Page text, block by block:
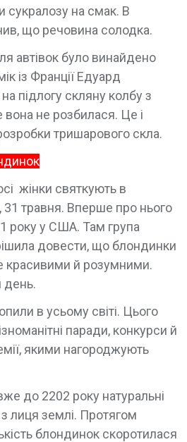
сукралозу на смак. В
що речовина солодка.
автівок було винайдено
із Франції Едуард
підлогу скляну колбу з
не розбилася. Це і
тришарового скла.
жінки святкують в
31 травня. Вперше про нього
року у США. Там група
довести, що блондинки
красивими й розумними.
день.
в усьому світі. Цього
паради, конкурси й
якими нагороджують
до 2202 року натуральні
лиця землі. Протягом
блондинок скоротилася